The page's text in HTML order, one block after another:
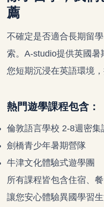
薦
不確定是否適合長期留
索。A-studio提供英國
您短期沉浸在英語環境
熱門遊學課程包含：
倫敦語言學校 2-8週密集
劍橋青少年暑期營隊
牛津文化體驗式遊學團
所有課程皆包含住宿、
讓您安心體驗異國學習生